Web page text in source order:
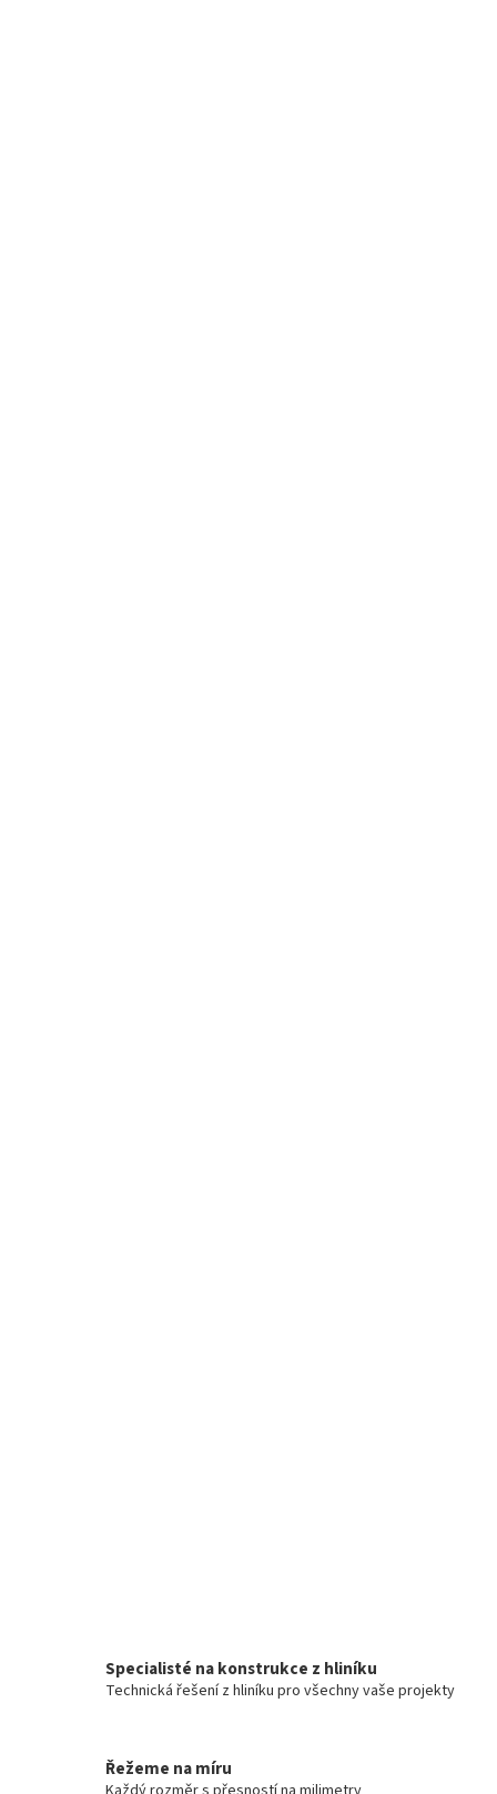
Specialisté na konstrukce z hliníku
Technická řešení z hliníku pro všechny vaše projekty
Řežeme na míru